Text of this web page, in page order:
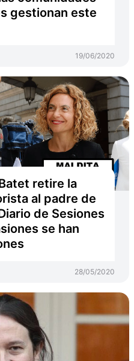
gestionan este
19/06/2020
retire la
al padre de
de Sesiones
se han
28/05/2020